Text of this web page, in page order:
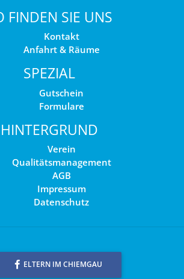
FINDEN SIE UNS
Kontakt
Anfahrt & Räume
SPEZIAL
Gutschein
Formulare
HINTERGRUND
Verein
Qualitätsmanagement
AGB
Impressum
Datenschutz
ELTERN IM CHIEMGAU